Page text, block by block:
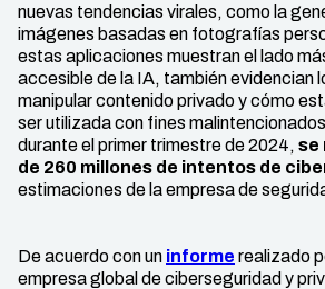
nuevas tendencias virales, como la
imágenes basadas en fotografías
estas aplicaciones muestran el lado
accesible de la IA, también evidencian
manipular contenido privado y cómo
ser utilizada con fines
durante el primer trimestre de 2024, se
de 260 millones de intentos de
estimaciones de la empresa de
De acuerdo con un informe realizado
empresa global de ciberseguridad y